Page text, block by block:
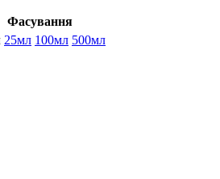
Фасування
25мл 100мл 500мл